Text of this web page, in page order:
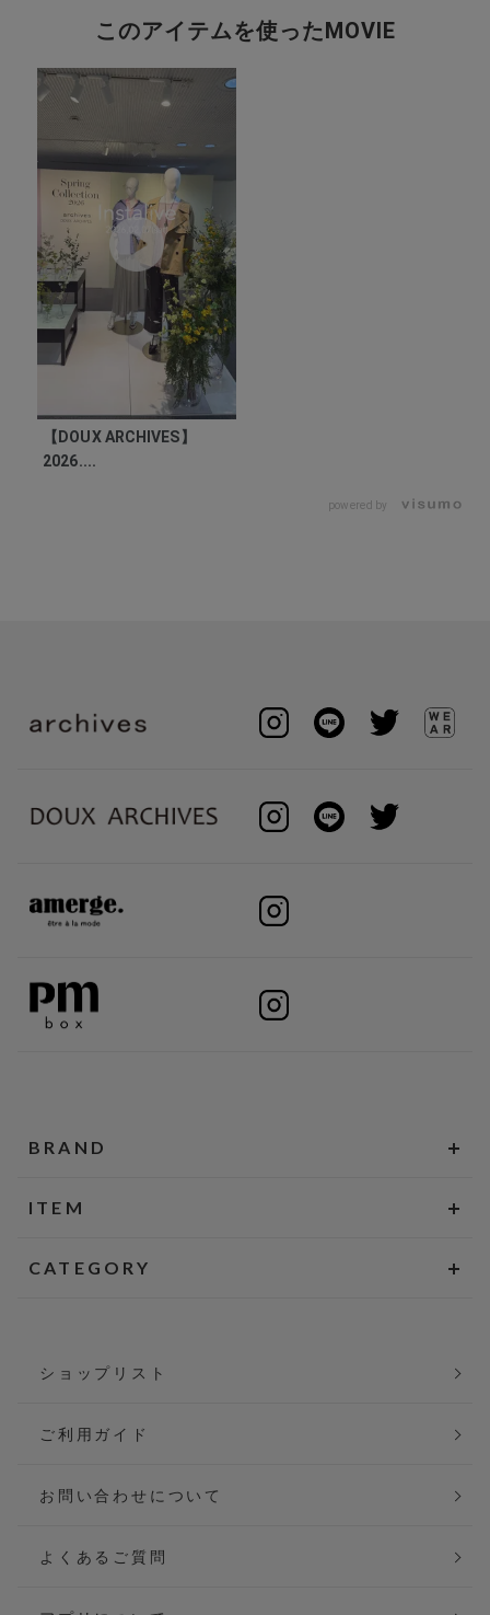
このアイテムを使ったMOVIE
【DOUX ARCHIVES】
2026....
powered by
BRAND
ITEM
CATEGORY
ショップリスト
ご利用ガイド
お問い合わせについて
よくあるご質問